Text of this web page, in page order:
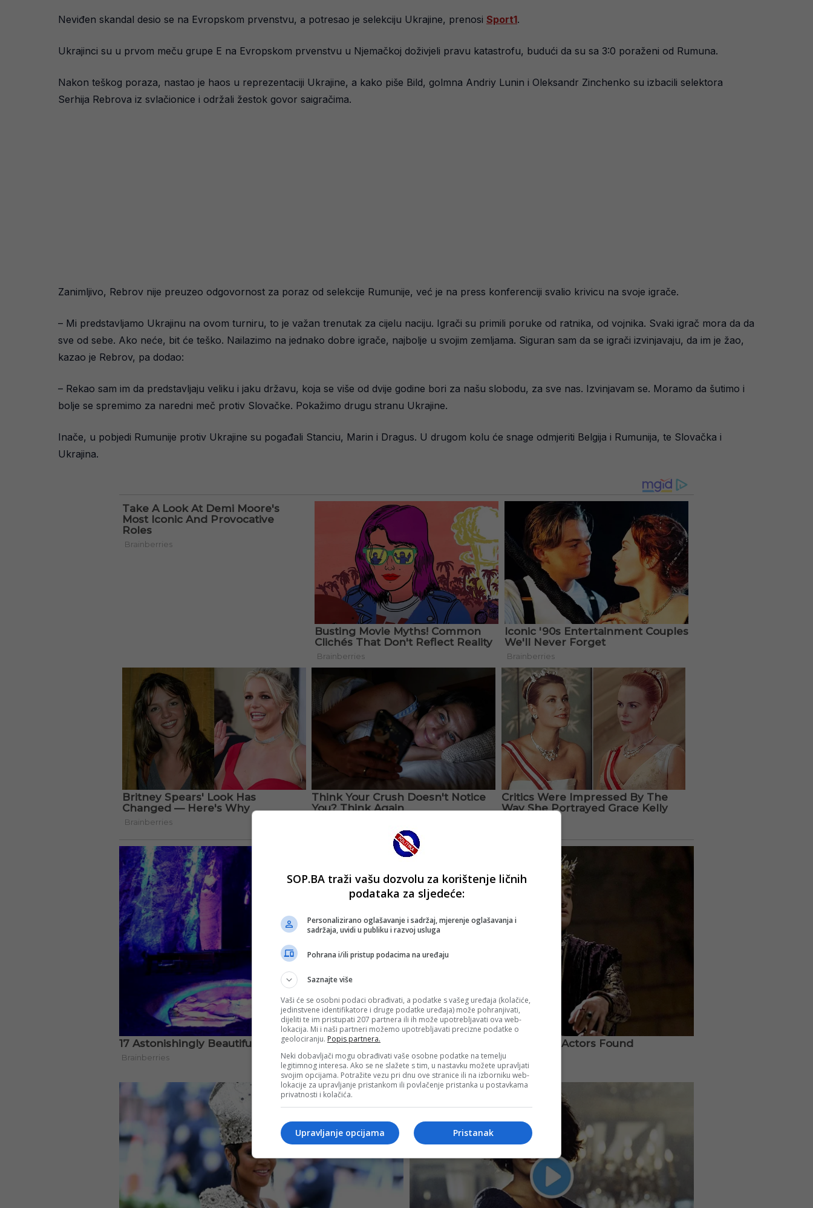
Neviđen skandal desio se na Evropskom prvenstvu, a potresao je selekciju Ukrajine, prenosi Sport1.
Ukrajinci su u prvom meču grupe E na Evropskom prvenstvu u Njemačkoj doživjeli pravu katastrofu, budući da su sa 3:0 poraženi od Rumuna.
Nakon teškog poraza, nastao je haos u reprezentaciji Ukrajine, a kako piše Bild, golmna Andriy Lunin i Oleksandr Zinchenko su izbacili selektora
Serhija Rebrova iz svlačionice i održali žestok govor saigračima.
Zanimljivo, Rebrov nije preuzeo odgovornost za poraz od selekcije Rumunije, već je na press konferenciji svalio krivicu na svoje igrače.
– Mi predstavljamo Ukrajinu na ovom turniru, to je važan trenutak za cijelu naciju. Igrači su primili poruke od ratnika, od vojnika. Svaki igrač mora da da
sve od sebe. Ako neće, bit će teško. Nailazimo na jednako dobre igrače, najbolje u svojim zemljama. Siguran sam da se igrači izvinjavaju, da im je žao,
kazao je Rebrov, pa dodao:
– Rekao sam im da predstavljaju veliku i jaku državu, koja se više od dvije godine bori za našu slobodu, za sve nas. Izvinjavam se. Moramo da šutimo i
bolje se spremimo za naredni meč protiv Slovačke. Pokažimo drugu stranu Ukrajine.
Inače, u pobjedi Rumunije protiv Ukrajine su pogađali Stanciu, Marin i Dragus. U drugom kolu će snage odmjeriti Belgija i Rumunija, te Slovačka i
Ukrajina.
SOP.BA traži vašu dozvolu za korištenje ličnih
podataka za sljedeće:
Personalizirano oglašavanje i sadržaj, mjerenje oglašavanja i
sadržaja, uvidi u publiku i razvoj usluga
Pohrana i/ili pristup podacima na uređaju
Saznajte više
Vaši će se osobni podaci obrađivati, a podatke s vašeg uređaja (kolačiće,
jedinstvene identifikatore i druge podatke uređaja) može pohranjivati,
dijeliti te im pristupati 207 partnera ili ih može upotrebljavati ova web-
lokacija. Mi i naši partneri možemo upotrebljavati precizne podatke o
geolociranju. Popis partnera.
Neki dobavljači mogu obrađivati vaše osobne podatke na temelju
legitimnog interesa. Ako se ne slažete s tim, u nastavku možete upravljati
svojim opcijama. Potražite vezu pri dnu ove stranice ili na izborniku web-
lokacije za upravljanje pristankom ili povlačenje pristanka u postavkama
privatnosti i kolačića.
Pristanak
Upravljanje opcijama